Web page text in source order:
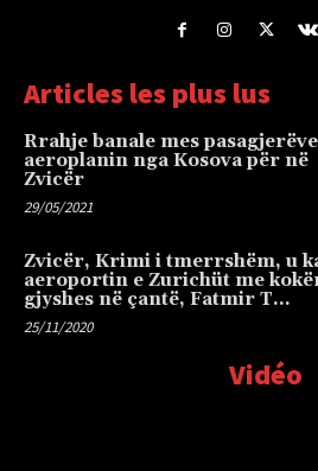
Articles les plus lus
Rrahje banale mes
aeroplanin nga Kosova për në
Zvicër
29/05/2021
Zvicër, Krimi i tmerrshëm, u
aeroportin e Zurichüt me
gjyshes në çantë, Fatmir T…
25/11/2020
Vidéo